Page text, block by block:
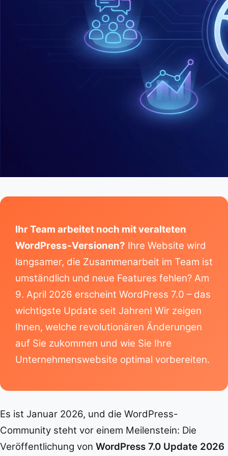
Ihr Team arbeitet noch mit veralteten
WordPress-Versionen? Ihre Website wird
langsamer, die Zusammenarbeit im Team ist
umständlich und neue Features fehlen? Am
9. April 2026 erscheint WordPress 7.0 – das
wichtigste Update seit Jahren! Wir zeigen
Ihnen, welche revolutionären Änderungen
auf Sie zukommen und wie Sie Ihre
Unternehmenswebsite optimal vorbereiten.
Es ist Januar 2026, und die WordPress-
Community steht vor einem Meilenstein: Die
Veröffentlichung von WordPress 7.0 Update 2026